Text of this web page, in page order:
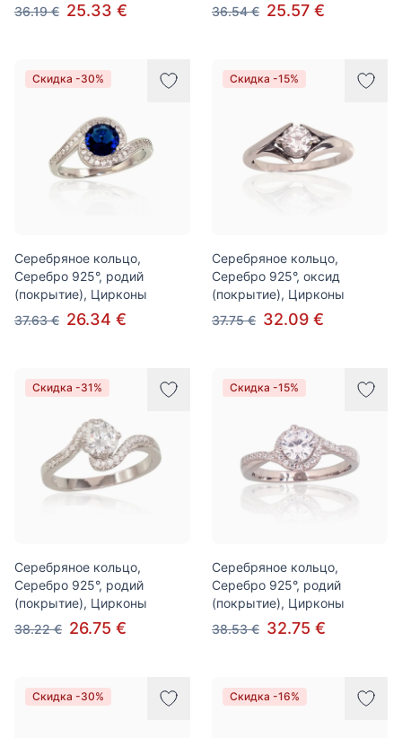
36.19 € 25.33 €
36.54 € 25.57 €
Скидка -30%
Серебряное кольцо,
Серебро 925°, родий
(покрытие), Цирконы
37.63 € 26.34 €
Скидка -15%
Серебряное кольцо,
Серебро 925°, оксид
(покрытие), Цирконы
37.75 € 32.09 €
Скидка -31%
Серебряное кольцо,
Серебро 925°, родий
(покрытие), Цирконы
38.22 € 26.75 €
Скидка -15%
Серебряное кольцо,
Серебро 925°, родий
(покрытие), Цирконы
38.53 € 32.75 €
Скидка -30% Скидка -16%